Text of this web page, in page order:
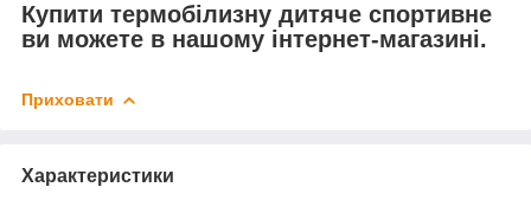
Купити термобілизну дитяче спортивне
ви можете в нашому інтернет-магазині.
Приховати
Характеристики